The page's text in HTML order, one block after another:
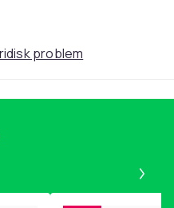
ikke inkludert)
problem